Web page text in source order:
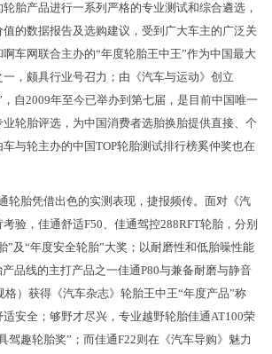
胎产品进行一系列严格的专业测试和综合遴选，
的数据报告及选购建议，受到广大车主的广泛关
车网联合主办的“年度轮胎王中王”作为中国最大
，颇具行业号召力；由《汽车与运动》创立
自2009年至今已举办到第七届，是目前中国唯一
轮胎评选，为中国消费者选胎换胎提供直接、个
与轮主办的中国TOP轮胎测试排行榜奚仲奖也在
胎凭借出色的实测表现，捷报频传。面对《汽
验，佳通舒适F50、佳通驾控288RFT轮胎，分别
”及“年度安全轮胎”大奖；以耐磨性和低胎噪性能
品线的主打产品之一佳通P80与兼备耐磨与静音
格）获得《汽车杂志》轮胎王中王“年度产品”称
安全；够野才尽兴，专业越野轮胎佳通AT100荣
驾趣轮胎奖”；而佳通F22则在《汽车导购》魅力